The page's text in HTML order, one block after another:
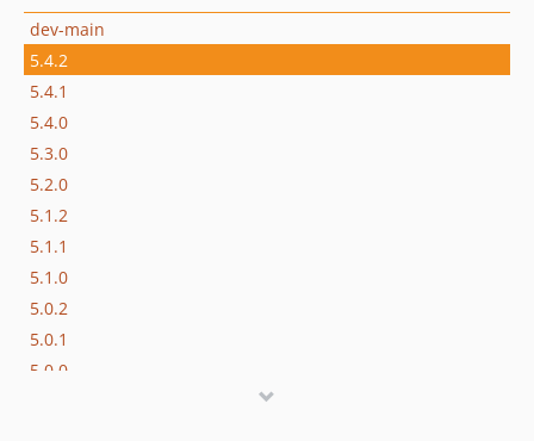
dev-main
5.4.2
5.4.1
5.4.0
5.3.0
5.2.0
5.1.2
5.1.1
5.1.0
5.0.2
5.0.1
5.0.0